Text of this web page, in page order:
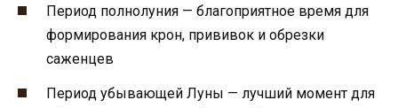
Период полнолуния — благоприятное время для
формирования крон, прививок и обрезки
саженцев
Период убывающей Луны — лучший момент для